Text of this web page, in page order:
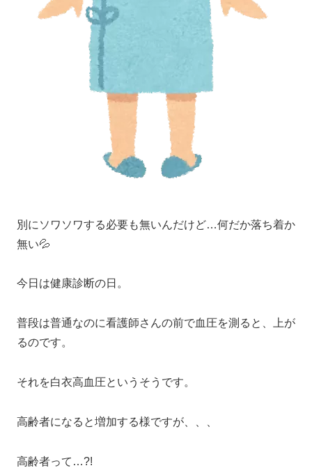
別にソワソワする必要も無いんだけど…何だか落ち着か
無い💦
今日は健康診断の日。
普段は普通なのに看護師さんの前で血圧を測ると、上が
るのです。
それを白衣高血圧というそうです。
高齢者になると増加する様ですが、、、
高齢者って…?!